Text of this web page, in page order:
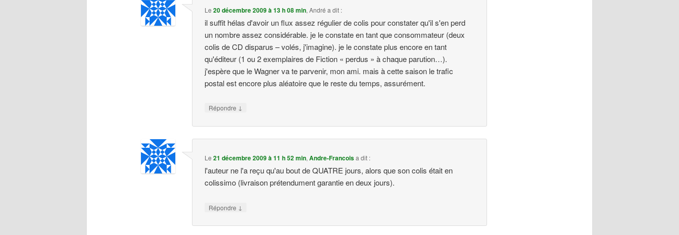
Le20 décembre 2009 à 13 h 08 min,André a dit :
il suffit hélas d'avoir un flux assez régulier de colis pour constater qu'il s'en perd
un nombre assez considérable. je le constate en tant que consommateur (deux
colis de CD disparus – volés, j'imagine). je le constate plus encore en tant
qu'éditeur (1 ou 2 exemplaires de Fiction « perdus » à chaque parution…).
j'espère que le Wagner va te parvenir, mon ami. mais à cette saison le trafic
postal est encore plus aléatoire que le reste du temps, assurément.
Répondre ↓
Le21 décembre 2009 à 11 h 52 min,Andre-Francoisa dit :
l'auteur ne l'a reçu qu'au bout de QUATRE jours, alors que son colis était en
colissimo (livraison prétendument garantie en deux jours).
Répondre ↓